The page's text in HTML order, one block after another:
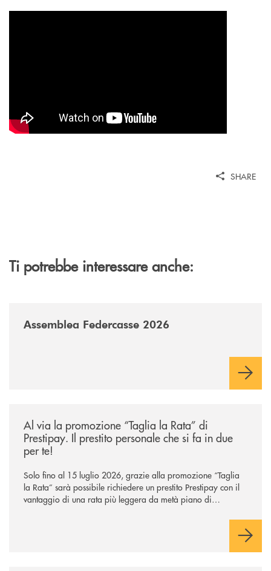
SHARE
Ti potrebbe interessare anche:
Assemblea Federcasse 2026
Al via la promozione “Taglia la Rata” di
Prestipay. Il prestito personale che si fa in due
per te!
Solo fino al 15 luglio 2026, grazie alla promozione “Taglia
la Rata” sarà possibile richiedere un prestito Prestipay con il
vantaggio di una rata più leggera da metà piano di